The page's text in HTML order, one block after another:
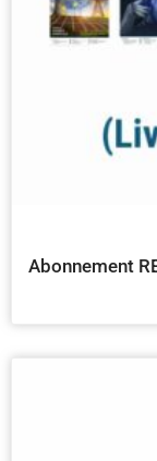
Abonnement